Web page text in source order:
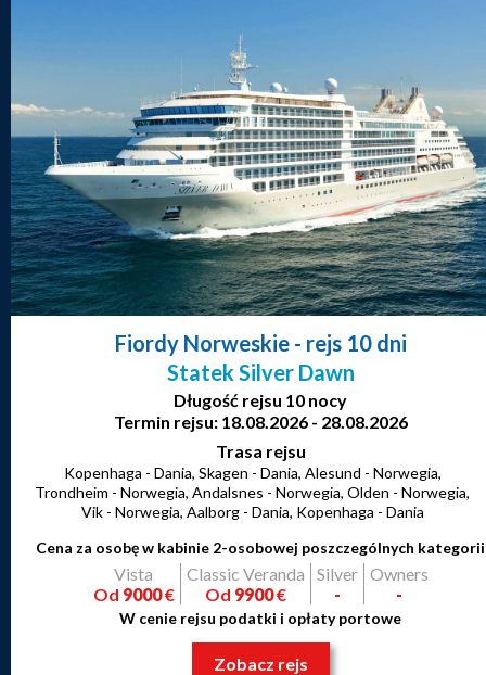
Fiordy Norweskie- rejs 10 dni
Statek Silver Dawn
Długość rejsu 10 nocy
Termin rejsu: 18.08.2026 - 28.08.2026
Trasa rejsu
Kopenhaga - Dania, Skagen - Dania, Alesund - Norwegia,
Trondheim - Norwegia, Andalsnes - Norwegia, Olden - Norwegia,
Vik - Norwegia, Aalborg - Dania, Kopenhaga - Dania
Cena za osobę w kabinie 2-osobowej poszczególnych kategorii
Vista
Od 9000€
Classic Veranda
Od 9900€
Silver
-
Owners
-
W cenie rejsu podatki i opłaty portowe
Zobacz rejs